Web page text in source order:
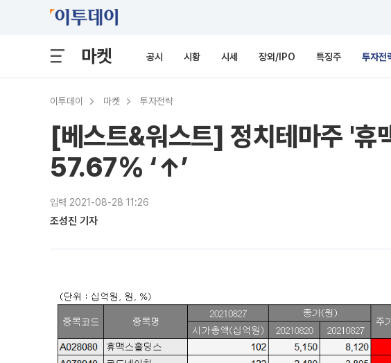
마켓 공시 시황 시세 장외/IPO 특징주 투자전
이투데이 마켓 투자전략
[베스트&워스트] 정치테마주 '휴
57.67% ‘↑’
입력 2021-08-28 11:26
조성진 기자